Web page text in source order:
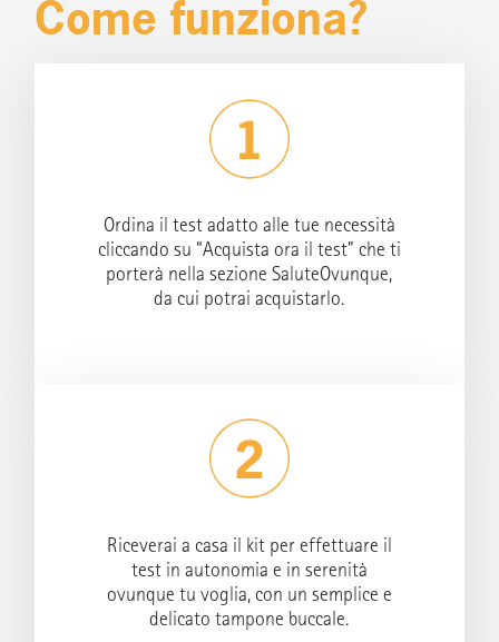
Come funziona?
Ordina il test adatto alle tue necessità
cliccando su “Acquista ora il test” che ti
porterà nella sezione SaluteOvunque,
da cui potrai acquistarlo.
Riceverai a casa il kit per effettuare il
test in autonomia e in serenità
ovunque tu voglia, con un semplice e
delicato tampone buccale.